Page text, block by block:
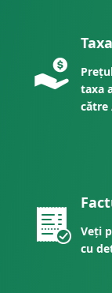
taxa
către
Veți
cu